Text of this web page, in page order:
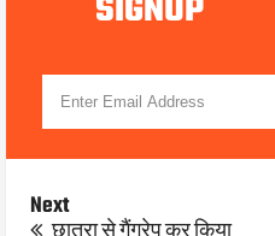
SIGNUP
Next